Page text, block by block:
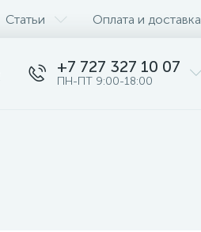
Статьи Оплата и доставка
+7 727 327 10 07
ПН-ПТ 9:00-18:00